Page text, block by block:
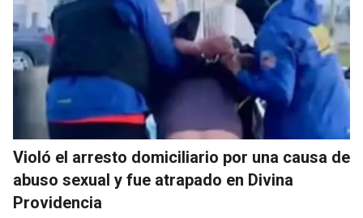
Violó el arresto domiciliario por una causa de
abuso sexual y fue atrapado en Divina
Providencia